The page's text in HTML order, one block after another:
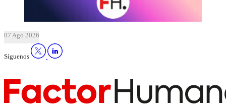
07 Ago 2026
Síguenos